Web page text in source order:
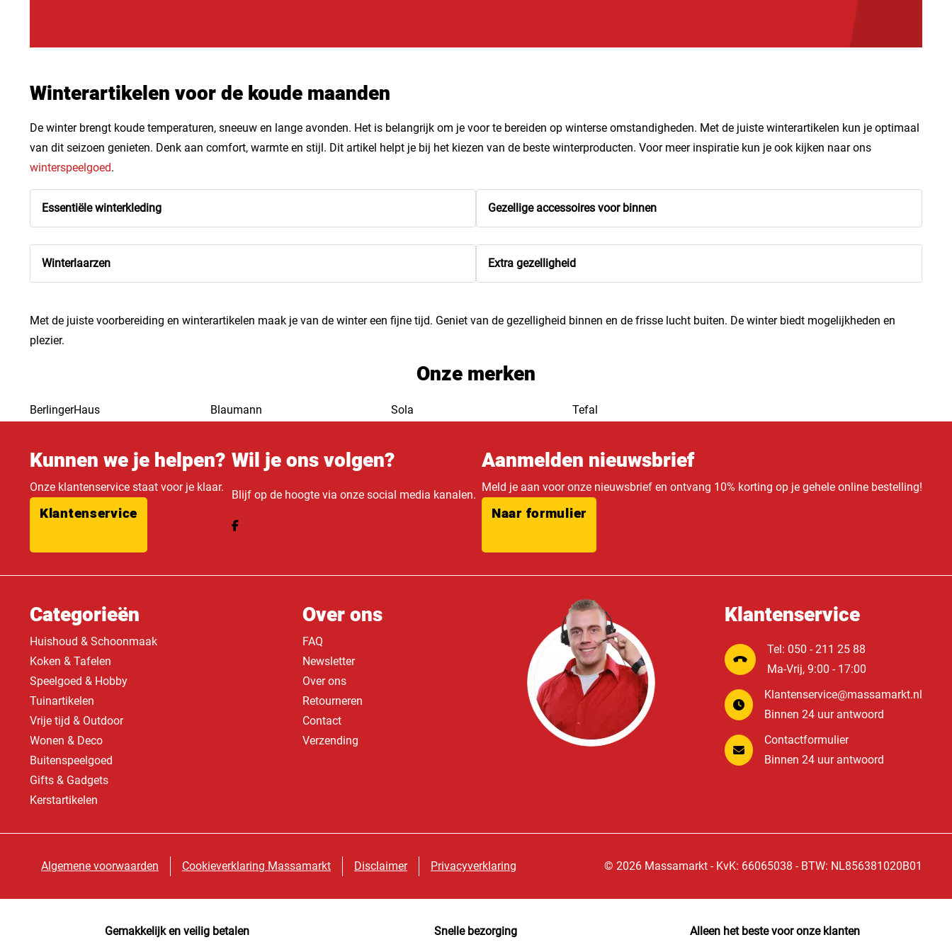
Winterartikelen voor de koude maanden
De winter brengt koude temperaturen, sneeuw en lange avonden. Het is belangrijk om je voor te bereiden op winterse omstandigheden. Met de juiste winterartikelen kun je optimaal
van dit seizoen genieten. Denk aan comfort, warmte en stijl. Dit artikel helpt je bij het kiezen van de beste winterproducten. Voor meer inspiratie kun je ook kijken naar ons
winterspeelgoed.
Essentiële winterkleding
Winterlaarzen
Gezellige accessoires voor binnen
Extra gezelligheid
Met de juiste voorbereiding en winterartikelen maak je van de winter een fijne tijd. Geniet van de gezelligheid binnen en de frisse lucht buiten. De winter biedt mogelijkheden en
plezier.
Onze merken
BerlingerHaus Blaumann Sola Tefal
Kunnen we je helpen?
Onze klantenservice staat voor je klaar.
Klantenservice
Wil je ons volgen?
Blijf op de hoogte via onze social media kanalen.
Aanmelden nieuwsbrief
Meld je aan voor onze nieuwsbrief en ontvang 10% korting op je gehele online bestelling!
Naar formulier
Categorieën
Huishoud & Schoonmaak
Koken & Tafelen
Speelgoed & Hobby
Tuinartikelen
Vrije tijd & Outdoor
Wonen & Deco
Buitenspeelgoed
Gifts & Gadgets
Kerstartikelen
Over ons
FAQ
Newsletter
Over ons
Retourneren
Contact
Verzending
Klantenservice
Tel: 050 - 211 25 88
Ma-Vrij, 9:00 - 17:00
Klantenservice@massamarkt.nl
Binnen 24 uur antwoord
Contactformulier
Binnen 24 uur antwoord
Algemene voorwaarden Cookieverklaring Massamarkt Disclaimer Privacyverklaring © 2026 Massamarkt - KvK: 66065038 - BTW: NL856381020B01
Gemakkelijk en veilig betalen Snelle bezorging Alleen het beste voor onze klanten